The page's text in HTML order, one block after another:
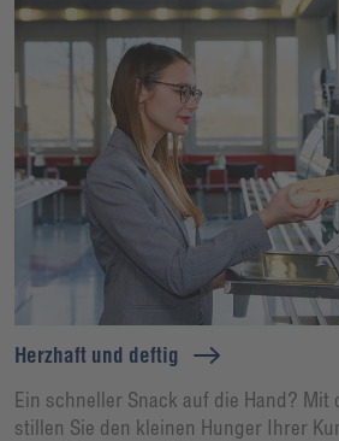
Herzhaft und deftig
Ein schneller Snack auf die Hand? Mit
stillen Sie den kleinen Hunger Ihrer